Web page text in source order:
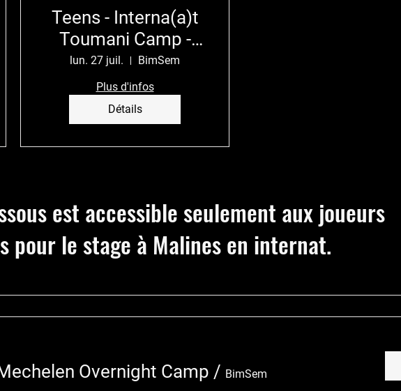
Teens - Interna(a)t
Toumani Camp -
MECHELEN
lun. 27 juil.
BimSem
Plus d'infos
Détails
est accessible seulement aux joueurs
pour le stage à Malines en internat.
Overnight Camp / BimSem